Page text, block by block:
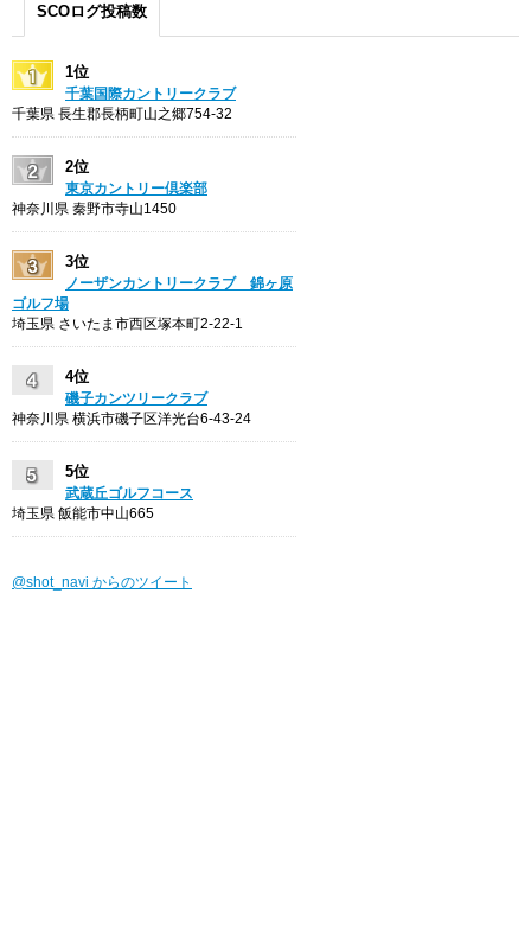
SCOログ投稿数
1位
千葉国際カントリークラブ
千葉県 長生郡長柄町山之郷754-32
2位
東京カントリー倶楽部
神奈川県 秦野市寺山1450
3位
ノーザンカントリークラブ 錦ヶ原
ゴルフ場
埼玉県 さいたま市西区塚本町2-22-1
4位
磯子カンツリークラブ
神奈川県 横浜市磯子区洋光台6-43-24
5位
武蔵丘ゴルフコース
埼玉県 飯能市中山665
@shot_navi からのツイート